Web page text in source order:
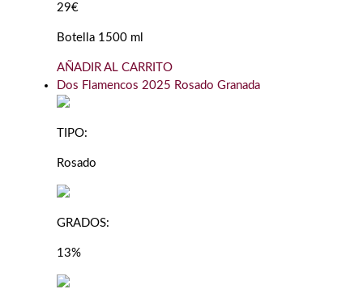
29€
Botella 1500 ml
AÑADIR AL CARRITO
Dos Flamencos 2025 Rosado Granada
TIPO:
Rosado
GRADOS:
13%